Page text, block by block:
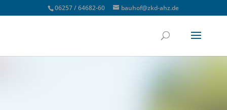
06257 / 64682-60 bauhof@zkd-ahz.de